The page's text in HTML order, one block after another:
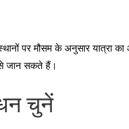
पर मौसम के अनुसार यात्रा
से जान सकते हैं।
चुनें